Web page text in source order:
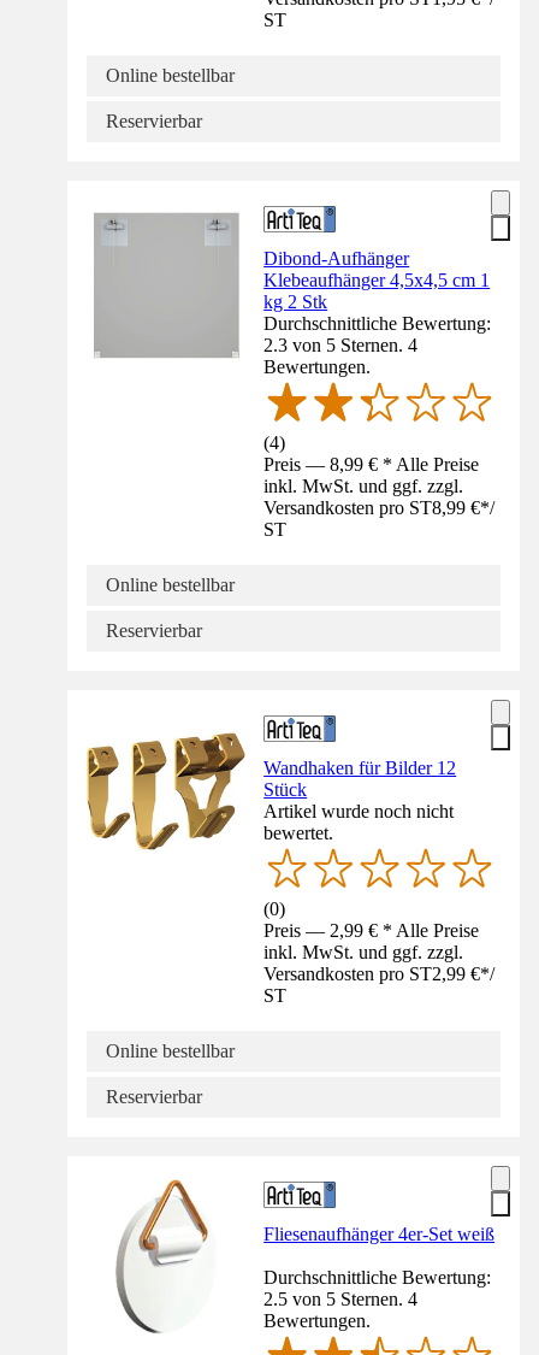
ST
Online bestellbar
Reservierbar
Dibond-Aufhänger
Klebeaufhänger 4,5x4,5 cm 1
kg 2 Stk
Durchschnittliche Bewertung:
2.3 von 5 Sternen. 4
Bewertungen.
(4)
Preis — 8,99 € * Alle Preise
inkl. MwSt. und ggf. zzgl.
Versandkosten pro ST8,99 €*/
ST
Online bestellbar
Reservierbar
Wandhaken für Bilder 12
Stück
Artikel wurde noch nicht
bewertet.
(0)
Preis — 2,99 € * Alle Preise
inkl. MwSt. und ggf. zzgl.
Versandkosten pro ST2,99 €*/
ST
Online bestellbar
Reservierbar
Fliesenaufhänger 4er-Set weiß
Durchschnittliche Bewertung:
2.5 von 5 Sternen. 4
Bewertungen.